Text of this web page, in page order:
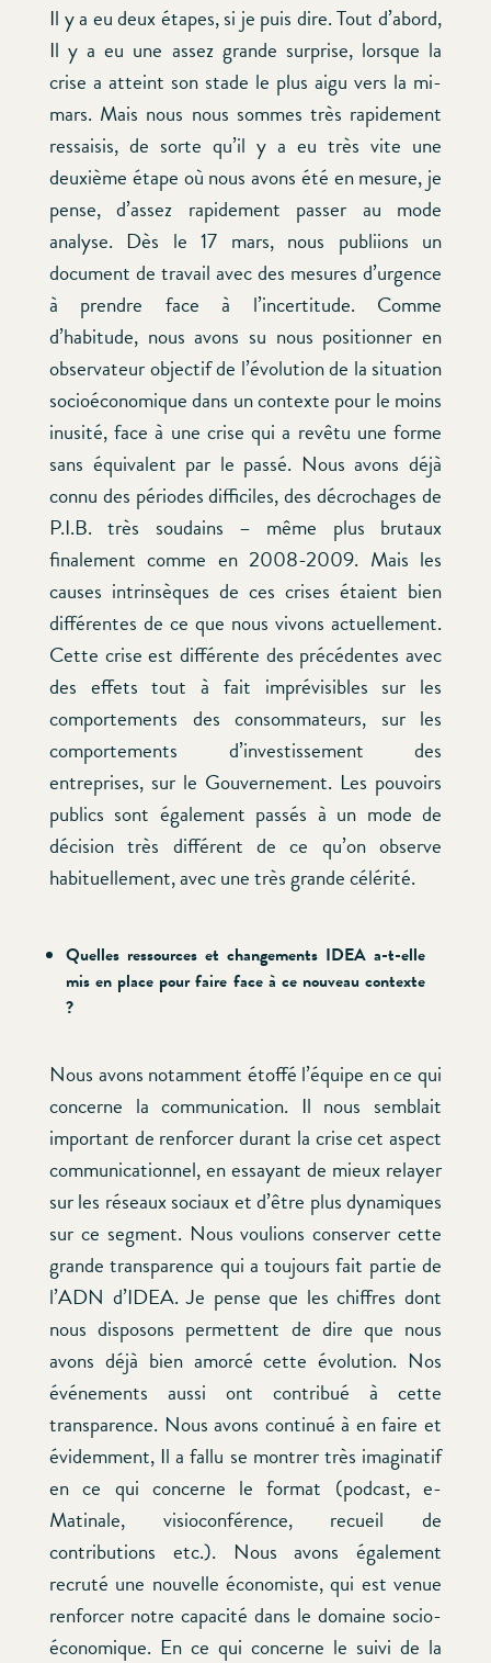
Il y a eu deux étapes, si je puis dire. Tout d’abord,
Il y a eu une assez grande surprise, lorsque la
crise a atteint son stade le plus aigu vers la mi-
mars. Mais nous nous sommes très rapidement
ressaisis, de sorte qu’il y a eu très vite une
deuxième étape où nous avons été en mesure, je
pense, d’assez rapidement passer au mode
analyse. Dès le 17 mars, nous publiions un
document de travail avec des mesures d’urgence
à prendre face à l’incertitude. Comme
d’habitude, nous avons su nous positionner en
observateur objectif de l’évolution de la situation
socioéconomique dans un contexte pour le moins
inusité, face à une crise qui a revêtu une forme
sans équivalent par le passé. Nous avons déjà
connu des périodes difficiles, des décrochages de
P.I.B. très soudains – même plus brutaux
finalement comme en 2008-2009. Mais les
causes intrinsèques de ces crises étaient bien
différentes de ce que nous vivons actuellement.
Cette crise est différente des précédentes avec
des effets tout à fait imprévisibles sur les
comportements des consommateurs, sur les
comportements d’investissement des
entreprises, sur le Gouvernement. Les pouvoirs
publics sont également passés à un mode de
décision très différent de ce qu’on observe
habituellement, avec une très grande célérité.
Quelles ressources et changements IDEA a-t-elle
mis en place pour faire face à ce nouveau contexte
?
Nous avons notamment étoffé l’équipe en ce qui
concerne la communication. Il nous semblait
important de renforcer durant la crise cet aspect
communicationnel, en essayant de mieux relayer
sur les réseaux sociaux et d’être plus dynamiques
sur ce segment. Nous voulions conserver cette
grande transparence qui a toujours fait partie de
l’ADN d’IDEA. Je pense que les chiffres dont
nous disposons permettent de dire que nous
avons déjà bien amorcé cette évolution. Nos
événements aussi ont contribué à cette
transparence. Nous avons continué à en faire et
évidemment, Il a fallu se montrer très imaginatif
en ce qui concerne le format (podcast, e-
Matinale, visioconférence, recueil de
contributions etc.). Nous avons également
recruté une nouvelle économiste, qui est venue
renforcer notre capacité dans le domaine socio-
économique. En ce qui concerne le suivi de la